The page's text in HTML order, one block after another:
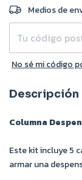
Entregas para el
Medios de
No sé mi código
Descripción
Columna
Este kit incluye 5
armar una